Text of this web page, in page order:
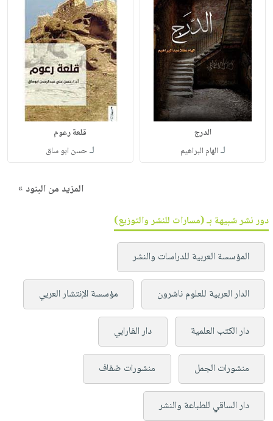
الدرج
لـ الهام البراهيم
قلعة رعوم
لـحسن ابو ساق
المزيد من البنود »
دور نشر شبيهة بـ (مسارات للنشر والتوزيع)
المؤسسة العربية للدراسات والنشر
الدار العربية للعلوم ناشرون مؤسسة الإنتشار العربي
دار الكتب العلمية دار الفارابي
منشورات الجمل منشورات ضفاف
دار الساقي للطباعة والنشر